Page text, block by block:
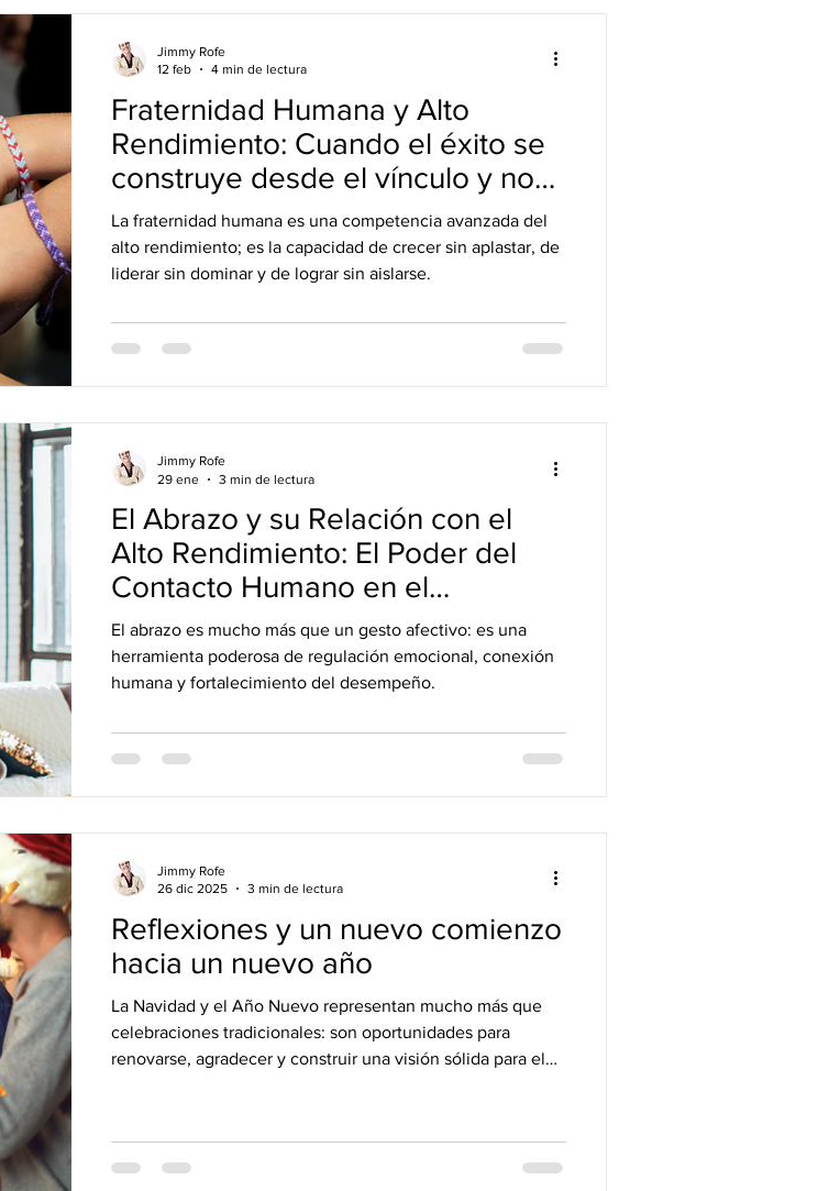
Fraternidad Humana y Alto
Rendimiento: Cuando el éxito se
construye desde el vínculo y no
desde la competencia
La fraternidad humana es una competencia avanzada del
alto rendimiento; es la capacidad de crecer sin aplastar, de
liderar sin dominar y de lograr sin aislarse.
Jimmy Rofe
12 feb
4 min de lectura
El Abrazo y su Relación con el
Alto Rendimiento: El Poder del
Contacto Humano en el
Desarrollo Integral
El abrazo es mucho más que un gesto afectivo: es una
herramienta poderosa de regulación emocional, conexión
humana y fortalecimiento del desempeño.
Jimmy Rofe
29 ene
3 min de lectura
Reflexiones y un nuevo comienzo
hacia un nuevo año
La Navidad y el Año Nuevo representan mucho más que
celebraciones tradicionales: son oportunidades para
renovarse, agradecer y construir una visión sólida para el
Jimmy Rofe
26 dic 2025
3 min de lectura